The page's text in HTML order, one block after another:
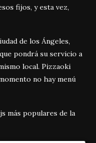
fijos, y esta vez,
de los Ángeles,
pondrá su servicio a
local. Pizzaoki
no hay menú
más populares de la